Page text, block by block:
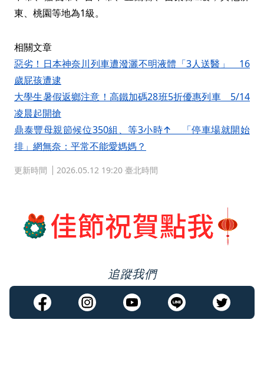
東、桃園等地為1級。
相關文章
惡劣！日本神奈川列車遭潑灑不明液體「3人送醫」 16
歲屁孩遭逮
大學生暑假返鄉注意！高鐵加碼28班5折優惠列車 5/14
凌晨起開搶
鼎泰豐母親節候位350組、等3小時↑ 「停車場就開始
排」網無奈：平常不能愛媽媽？
更新時間 2026.05.12 19:20 臺北時間
追蹤我們